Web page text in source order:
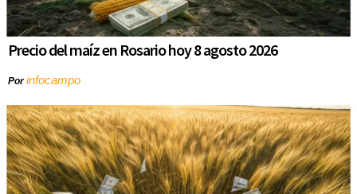
Precio del maíz en Rosario hoy 8 agosto 2026
Porinfocampo